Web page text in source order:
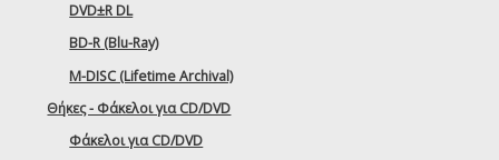
DVD±R DL
BD-R (Blu-Ray)
M-DISC (Lifetime Archival)
Θήκες - Φάκελοι για CD/DVD
Φάκελοι για CD/DVD